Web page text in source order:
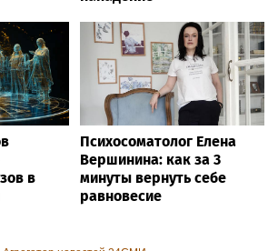
в
Психосоматолог Елена
Вершинина: как за 3
минуты вернуть себе
равновесие